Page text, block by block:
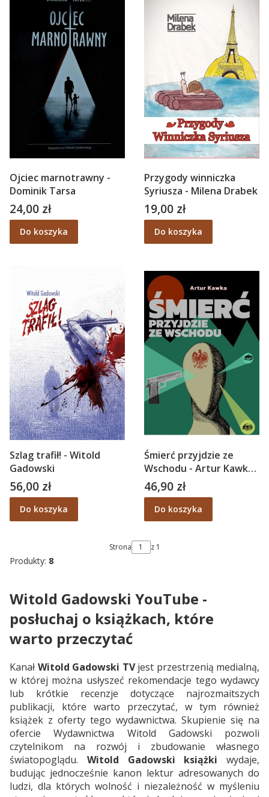
Ojciec marnotrawny -
Dominik Tarsa
Cena
24,00 zł
Do koszyka
Przygody winniczka
Syriusza - Milena Drabek
Cena
19,00 zł
Do koszyka
Szlag trafił! - Witold
Gadowski
Cena
56,00 zł
Do koszyka
Śmierć przyjdzie ze
Wschodu - Artur Kawka,
Monika Wysocka
Cena
46,90 zł
Do koszyka
Strona z 1
Produkty: 8
Witold Gadowski YouTube -
posłuchaj o książkach, które
warto przeczytać
Kanał Witold Gadowski TVjest przestrzenią medialną,
w której można usłyszeć rekomendacje tego wydawcy
lub krótkie recenzje dotyczące najrozmaitszych
publikacji, które warto przeczytać, w tym również
książek z oferty tego wydawnictwa. Skupienie się na
ofercie Wydawnictwa Witold Gadowski pozwoli
czytelnikom na rozwój i zbudowanie własnego
światopoglądu. Witold Gadowski książki wydaje,
budując jednocześnie kanon lektur adresowanych do
ludzi, dla których wolność i niezależność w myśleniu